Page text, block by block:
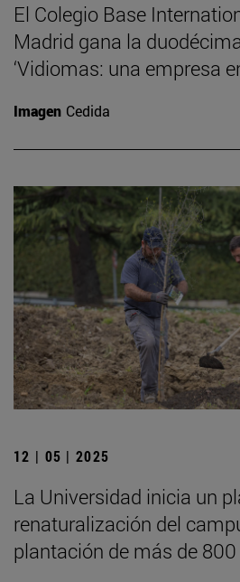
El Colegio Base
Madrid gana la
‘Vidiomas: una empresa
Imagen Cedida
12 | 05 | 2025
La Universidad inicia un
renaturalización del
plantación de más de